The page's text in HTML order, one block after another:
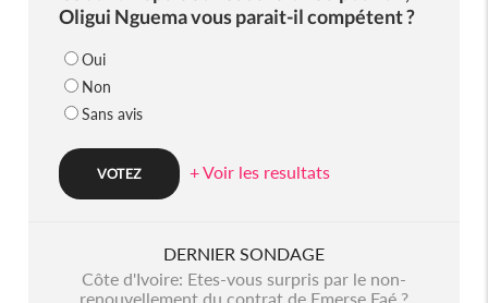
Oligui Nguema vous parait-il compétent ?
Oui
Non
Sans avis
+ Voir les resultats
DERNIER SONDAGE
Côte d'Ivoire: Etes-vous surpris par le non-
renouvellement du contrat de Emerse Faé ?